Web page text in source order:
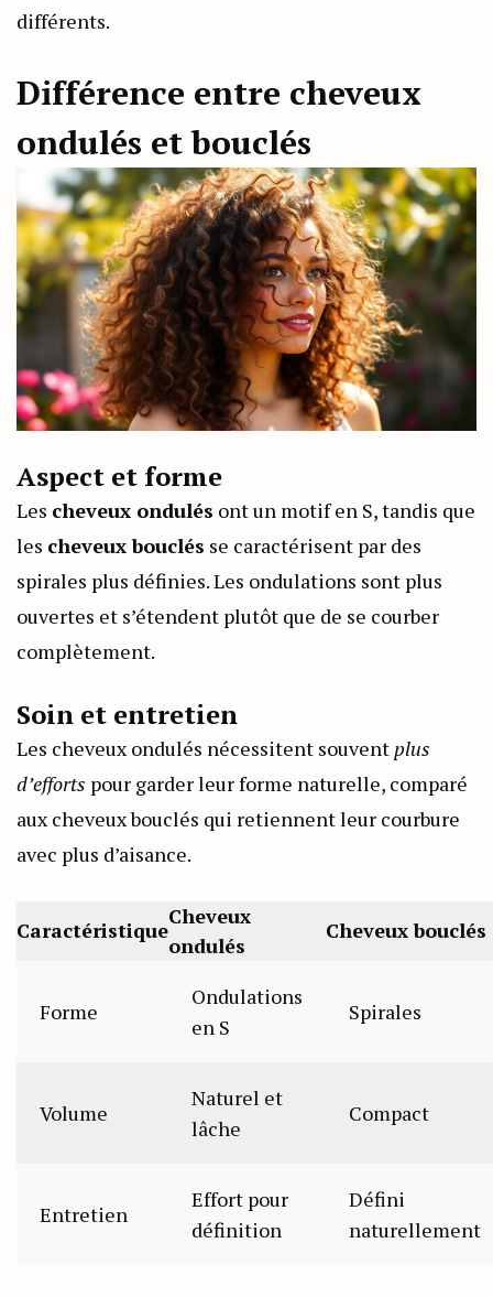
différents.
Différence entre cheveux
ondulés et bouclés
Aspect et forme
Les cheveux ondulés ont un motif en S, tandis que
les cheveux bouclés se caractérisent par des
spirales plus définies. Les ondulations sont plus
ouvertes et s’étendent plutôt que de se courber
complètement.
Soin et entretien
Les cheveux ondulés nécessitent souvent plus
d’efforts pour garder leur forme naturelle, comparé
aux cheveux bouclés qui retiennent leur courbure
avec plus d’aisance.
Caractéristique
Cheveux
ondulés
Cheveux bouclés
Forme
Ondulations
en S
Spirales
Volume
Naturel et
lâche
Compact
Entretien
Effort pour
définition
Défini
naturellement